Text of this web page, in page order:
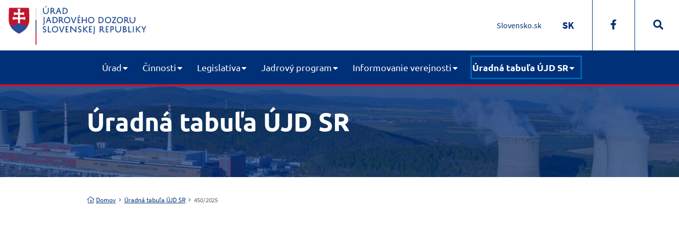
Slovensko.sk SK
Úrad Činnosti Legislatíva Jadrový program Informovanie verejnosti Úradná tabuľa ÚJD SR
Úradná tabuľa ÚJD SR
Domov Úradná tabuľa ÚJD SR 450/2025